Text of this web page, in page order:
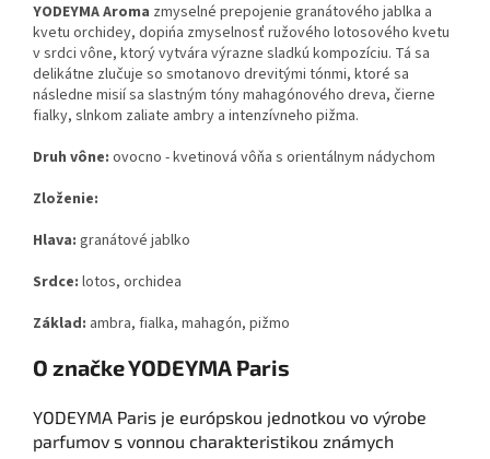
YODEYMAAroma zmyselné prepojenie granátového jablka a
kvetu orchidey, dopińa zmyselnosť ružového lotosového kvetu
v srdci vône, ktorý vytvára výrazne sladkú kompozíciu. Tá sa
delikátne zlučuje so smotanovo drevitými tónmi, ktoré sa
následne misií sa slastným tónymahagónového dreva, čierne
fialky, slnkom zaliate ambry a intenzívneho pižma.
Druh vône: ovocno -kvetinová vôňa s orientálnym nádychom
Zloženie:
Hlava: granátové jablko
Srdce: lotos, orchidea
Základ: ambra, fialka, mahagón, pižmo
O značke YODEYMA Paris
YODEYMA Paris je európskou jednotkou vo výrobe
parfumov s vonnou charakteristikou známych